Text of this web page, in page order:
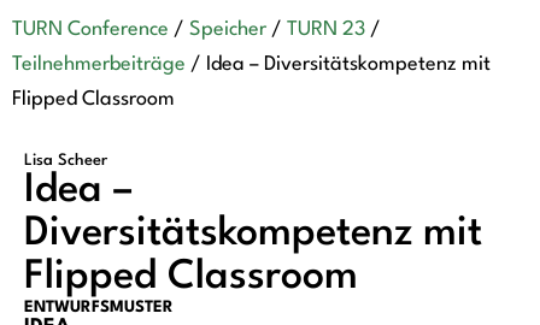
TURN Conference / Speicher / TURN 23 /
Teilnehmerbeiträge / Idea – Diversitätskompetenz mit
Flipped Classroom
Lisa Scheer
Idea –
Diversitätskompetenz mit
Flipped Classroom
ENTWURFSMUSTER